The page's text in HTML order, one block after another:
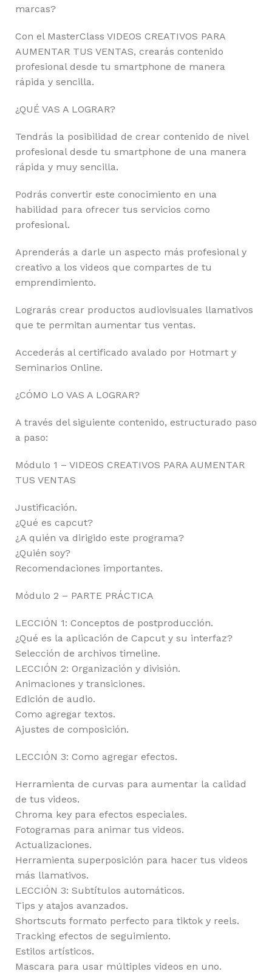
marcas?
Con el MasterClass VIDEOS CREATIVOS PARA
AUMENTAR TUS VENTAS, crearás contenido
profesional desde tu smartphone de manera
rápida y sencilla.
¿QUÉ VAS A LOGRAR?
Tendrás la posibilidad de crear contenido de nivel
profesional desde tu smartphone de una manera
rápida y muy sencilla.
Podrás convertir este conocimiento en una
habilidad para ofrecer tus servicios como
profesional.
Aprenderás a darle un aspecto más profesional y
creativo a los videos que compartes de tu
emprendimiento.
Lograrás crear productos audiovisuales llamativos
que te permitan aumentar tus ventas.
Accederás al certificado avalado por Hotmart y
Seminarios Online.
¿CÓMO LO VAS A LOGRAR?
A través del siguiente contenido, estructurado paso
a paso:
Módulo 1 – VIDEOS CREATIVOS PARA AUMENTAR
TUS VENTAS
Justificación.
¿Qué es capcut?
¿A quién va dirigido este programa?
¿Quién soy?
Recomendaciones importantes.
Módulo 2 – PARTE PRÁCTICA
LECCIÓN 1: Conceptos de postproducción.
¿Qué es la aplicación de Capcut y su interfaz?
Selección de archivos timeline.
LECCIÓN 2: Organización y división.
Animaciones y transiciones.
Edición de audio.
Como agregar textos.
Ajustes de composición.
LECCIÓN 3: Como agregar efectos.
Herramienta de curvas para aumentar la calidad
de tus videos.
Chroma key para efectos especiales.
Fotogramas para animar tus videos.
Actualizaciones.
Herramienta superposición para hacer tus videos
más llamativos.
LECCIÓN 3: Subtítulos automáticos.
Tips y atajos avanzados.
Shortscuts formato perfecto para tiktok y reels.
Tracking efectos de seguimiento.
Estilos artísticos.
Mascara para usar múltiples videos en uno.